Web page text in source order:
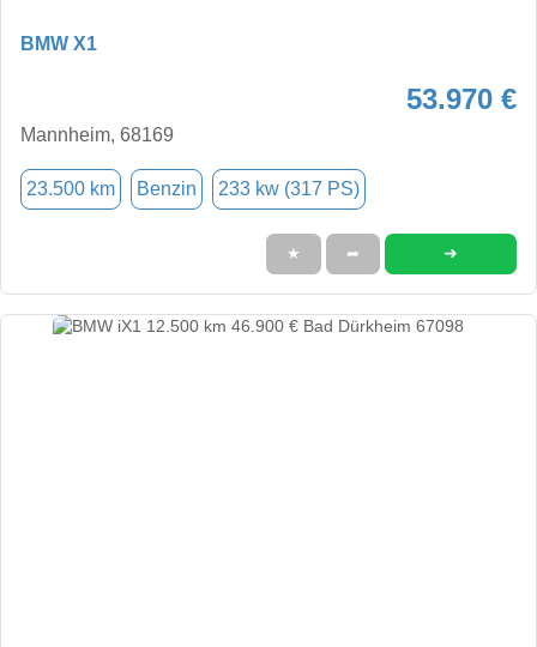
BMW X1
53.970 €
Mannheim, 68169
23.500 km Benzin 233 kw (317 PS)
★ ➦ ➜